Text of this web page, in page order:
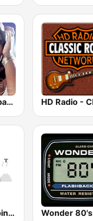
GotRadio - Urban Lounge
Ambient Sleeping Pill Wonder 80's